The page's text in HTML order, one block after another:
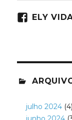
ELY
julho 2024(4)